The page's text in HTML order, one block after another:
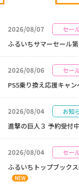
2026/08/07 セー
ふるいちサマーセール
2026/08/06 セー
PS5乗り換え応援キャ
2026/08/04 お知
進撃の巨人３ 予約受付
2026/08/04 セー
ふるいちトップブック
NEW